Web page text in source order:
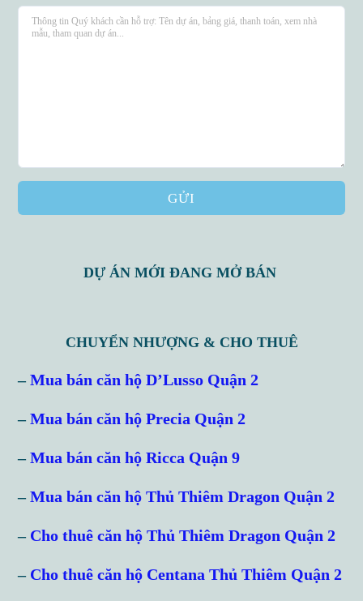
GỬI
DỰ ÁN MỚI ĐANG MỞ BÁN
CHUYỂN NHƯỢNG & CHO THUÊ
–Mua bán căn hộ D’Lusso Quận 2
–Mua bán căn hộ Precia Quận 2
–Mua bán căn hộ Ricca Quận 9
–Mua bán căn hộ Thủ Thiêm Dragon Quận 2
– Cho thuê căn hộ Thủ Thiêm Dragon Quận 2
– Cho thuê căn hộ Centana Thủ Thiêm Quận 2
LOGIN